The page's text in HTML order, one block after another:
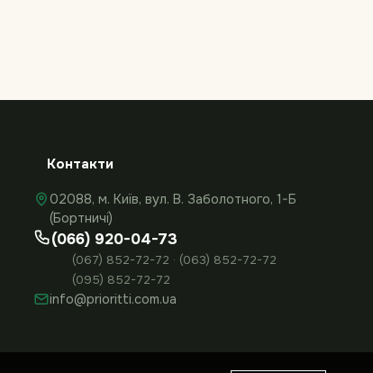
Контакти
02088, м. Київ, вул. В. Заболотного, 1-Б
(Бортничі)
(066) 920-04-73
(067) 852-72-72 · (063) 852-72-72
(095) 852-72-72
info@prioritti.com.ua